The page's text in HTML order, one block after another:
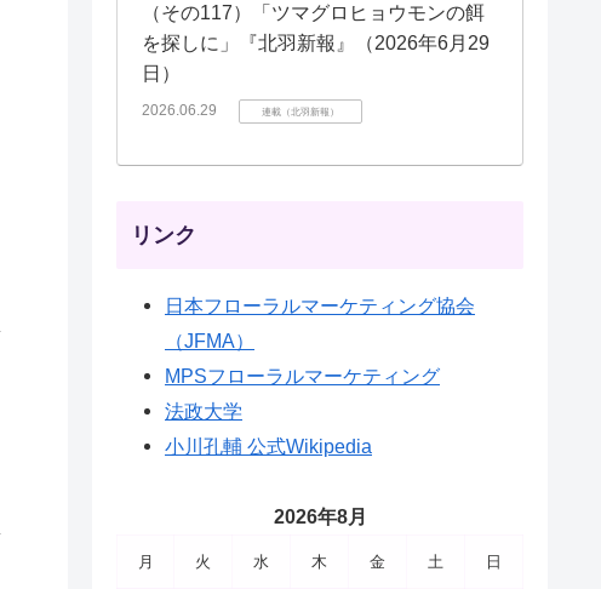
（その117）「ツマグロヒョウモンの餌
を探しに」『北羽新報』（2026年6月29
日）
2026.06.29 連載（北羽新報）
リンク
日本フローラルマーケティング協会
（JFMA）
MPSフローラルマーケティング
法政大学
小川孔輔 公式Wikipedia
2026年8月
月 火 水 木 金 土 日